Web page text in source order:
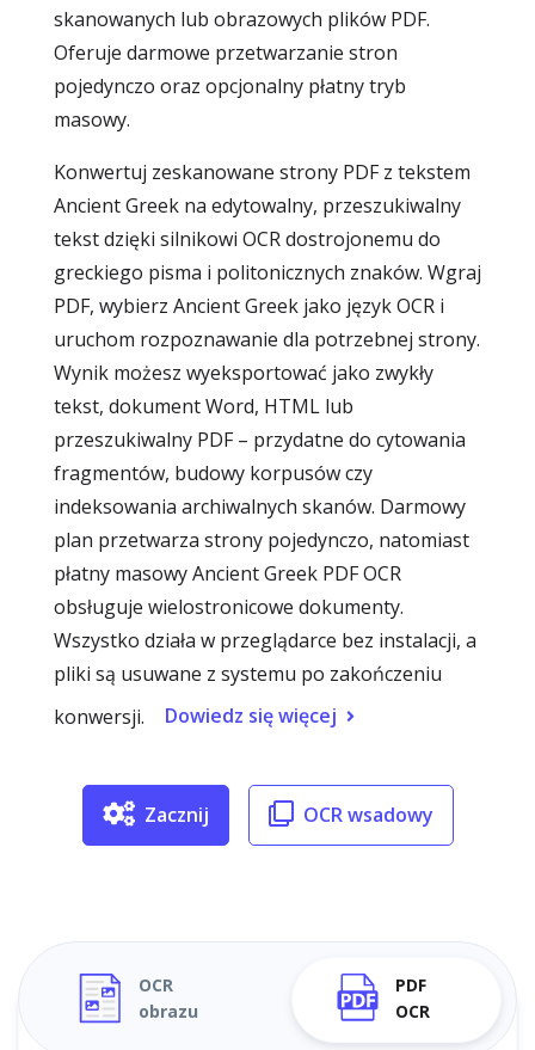
skanowanych lub obrazowych plików PDF.
Oferuje darmowe przetwarzanie stron
pojedynczo oraz opcjonalny płatny tryb
masowy.
Konwertuj zeskanowane strony PDF z tekstem
Ancient Greek na edytowalny, przeszukiwalny
tekst dzięki silnikowi OCR dostrojonemu do
greckiego pisma i politonicznych znaków. Wgraj
PDF, wybierz Ancient Greek jako język OCR i
uruchom rozpoznawanie dla potrzebnej strony.
Wynik możesz wyeksportować jako zwykły
tekst, dokument Word, HTML lub
przeszukiwalny PDF – przydatne do cytowania
fragmentów, budowy korpusów czy
indeksowania archiwalnych skanów. Darmowy
plan przetwarza strony pojedynczo, natomiast
płatny masowy Ancient Greek PDF OCR
obsługuje wielostronicowe dokumenty.
Wszystko działa w przeglądarce bez instalacji, a
pliki są usuwane z systemu po zakończeniu
konwersji.
Dowiedz się więcej
Zacznij OCR wsadowy
OCR
obrazu
PDF
OCR